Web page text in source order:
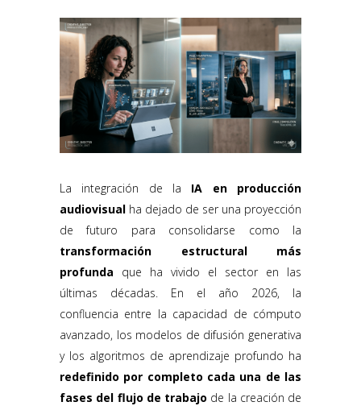
La integración de la IA en producción
audiovisual ha dejado de ser una proyección
de futuro para consolidarse como la
transformación estructural más
profunda que ha vivido el sector en las
últimas décadas. En el año 2026, la
confluencia entre la capacidad de cómputo
avanzado, los modelos de difusión generativa
y los algoritmos de aprendizaje profundo ha
redefinido por completo cada una de las
fases del flujo de trabajo de la creación de